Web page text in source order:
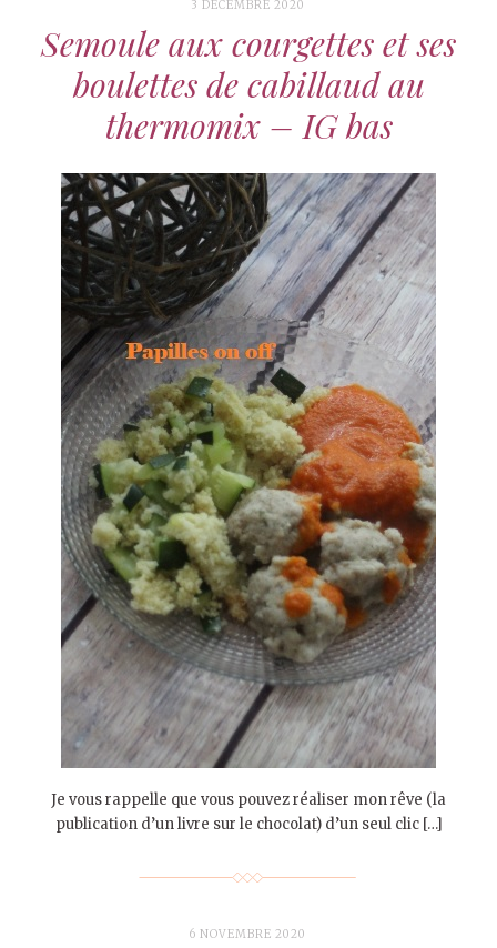
3 DÉCEMBRE 2020
Semoule aux courgettes et ses
boulettes de cabillaud au
thermomix – IG bas
Je vous rappelle que vous pouvez réaliser mon rêve (la
publication d’un livre sur le chocolat) d’un seul clic […]
6 NOVEMBRE 2020